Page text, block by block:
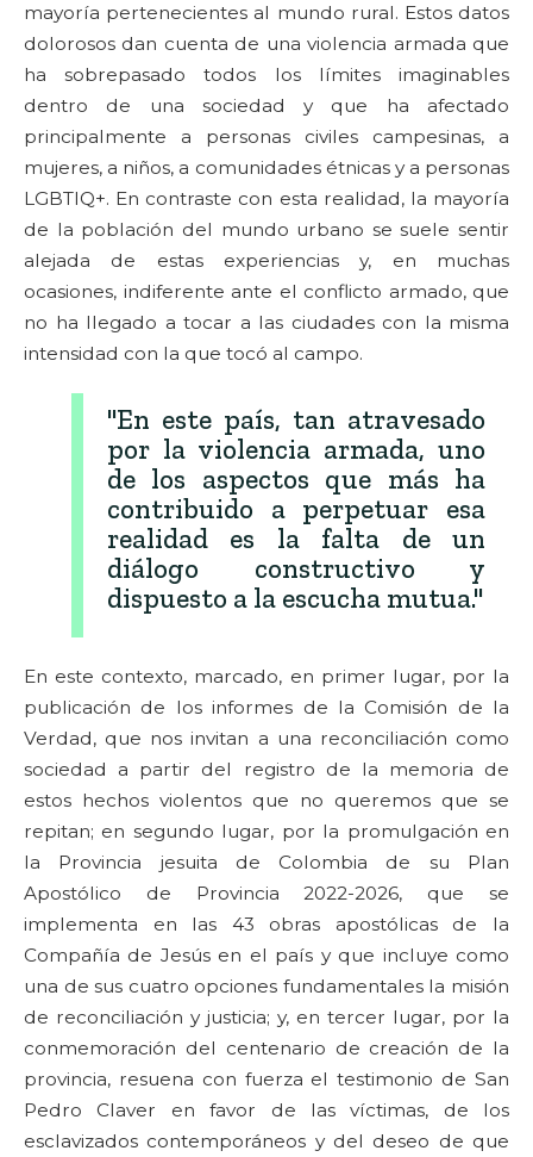
mayoría pertenecientes al mundo rural. Estos datos
dolorosos dan cuenta de una violencia armada que
ha sobrepasado todos los límites imaginables
dentro de una sociedad y que ha afectado
principalmente a personas civiles campesinas, a
mujeres, a niños, a comunidades étnicas y a personas
LGBTIQ+. En contraste con esta realidad, la mayoría
de la población del mundo urbano se suele sentir
alejada de estas experiencias y, en muchas
ocasiones, indiferente ante el conflicto armado, que
no ha llegado a tocar a las ciudades con la misma
intensidad con la que tocó al campo.
"En este país, tan atravesado
por la violencia armada, uno
de los aspectos que más ha
contribuido a perpetuar esa
realidad es la falta de un
diálogo constructivo y
dispuesto a la escucha mutua."
En este contexto, marcado, en primer lugar, por la
publicación de los informes de la Comisión de la
Verdad, que nos invitan a una reconciliación como
sociedad a partir del registro de la memoria de
estos hechos violentos que no queremos que se
repitan; en segundo lugar, por la promulgación en
la Provincia jesuita de Colombia de su Plan
Apostólico de Provincia 2022-2026, que se
implementa en las 43 obras apostólicas de la
Compañía de Jesús en el país y que incluye como
una de sus cuatro opciones fundamentales la misión
de reconciliación y justicia; y, en tercer lugar, por la
conmemoración del centenario de creación de la
provincia, resuena con fuerza el testimonio de San
Pedro Claver en favor de las víctimas, de los
esclavizados contemporáneos y del deseo de que